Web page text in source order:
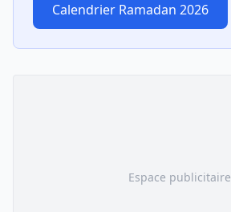
Calendrier Ramadan 2026
Espace publicitaire